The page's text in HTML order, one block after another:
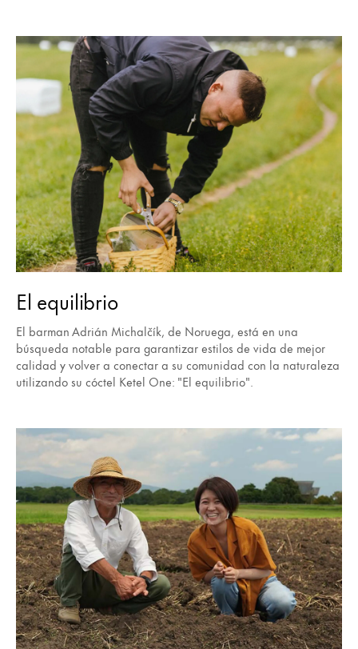
El equilibrio
El barman Adrián Michalčík, de Noruega, está en una
búsqueda notable para garantizar estilos de vida de mejor
calidad y volver a conectar a su comunidad con la naturaleza
utilizando su cóctel Ketel One: "El equilibrio".